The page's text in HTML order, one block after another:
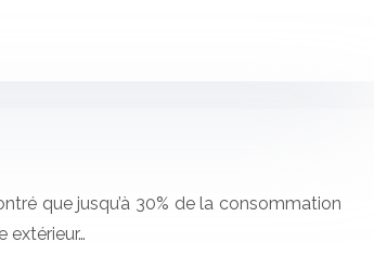
que jusqu’à 30% de la consommation
extérieur…